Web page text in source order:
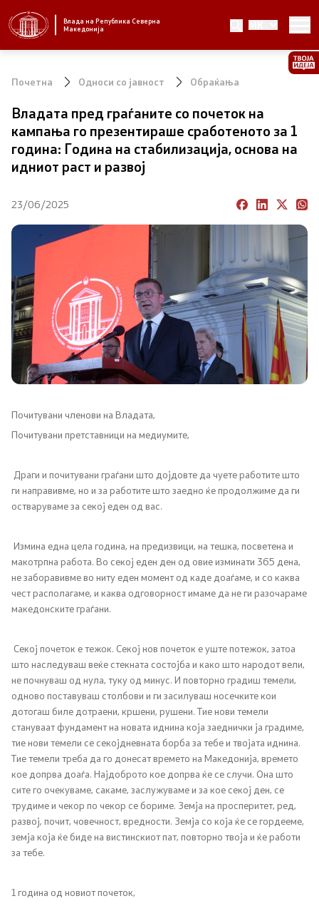
Влада на Република Северна
Македонија
MK
Стратешки приоритети и програма
Завршени планови
Стратешки план на Генералниот секретаријат
Национални стратегии
Влада
Претседател на Владата
Канцеларија на Претседателот на Владата
Заменици на Претседателот на Владата
Министерства
Комисии
Национални координатори
Генерален Секретаријат
Односи со јавност
Канцеларија на портпарол
Медија центар
Отворена Влада
Отчетност
Финансии
Почетна Односи со јавност Обраќања
Владата пред граѓаните со почеток на
кампања го презентираше сработеното за 1
година: Година на стабилизација, основа на
идниот раст и развој
23/06/2025
Почитувани членови на Владата,
Почитувани претставници на медиумите,
Драги и почитувани граѓани што дојдовте да чуете работите што
ги направивме, но и за работите што заедно ќе продолжиме да ги
остваруваме за секој еден од вас.
Измина една цела година, на предизвици, на тешка, посветена и
макотрпна работа. Во секој еден ден од овие изминати 365 дена,
не заборавивме во ниту еден момент од каде доаѓаме, и со каква
чест располагаме, и каква одговорност имаме да не ги разочараме
македонските граѓани.
Секој почеток е тежок. Секој нов почеток е уште потежок, затоа
што наследуваш веќе стекната состојба и како што народот вели,
не почнуваш од нула, туку од минус. И повторно градиш темели,
одново поставуваш столбови и ги засилуваш носечките кои
дотогаш биле дотраени, кршени, рушени. Тие нови темели
стануваат фундамент на новата иднина која заеднички ја градиме,
тие нови темели се секојдневната борба за тебе и твојата иднина.
Тие темели треба да го донесат времето на Македонија, времето
кое допрва доаѓа. Најдоброто кое допрва ќе се случи. Она што
сите го очекуваме, сакаме, заслужуваме и за кое секој ден, се
трудиме и чекор по чекор се бориме. Земја на просперитет, ред,
развој, почит, човечност, вредности. Земја со која ќе се гордееме,
земја која ќе биде на вистинскиот пат, повторно твоја и ќе работи
за тебе.
1 година од новиот почеток,